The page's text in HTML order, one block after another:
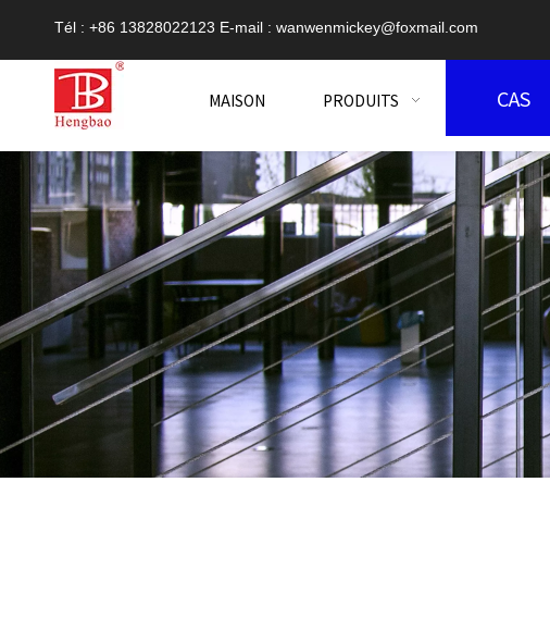
Tél : +86 13828022123 E-mail : wanwenmickey@foxmail.com
MAISON PRODUITS CAS